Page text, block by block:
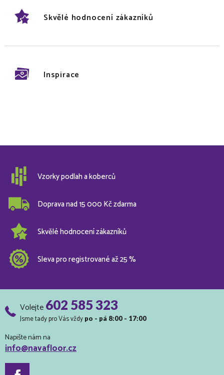
Skvělé hodnocení zákazníků
Inspirace
Vzorky podlah a koberců
Doprava nad 15 000 Kč zdarma
Skvělé hodnocení zákazníků
Sleva pro registrované až 25 %
Volejte602 585 323
Jsme tady pro Vás vždy po - pá 8:00 - 17:00
Napište nám na
info@navafloor.cz